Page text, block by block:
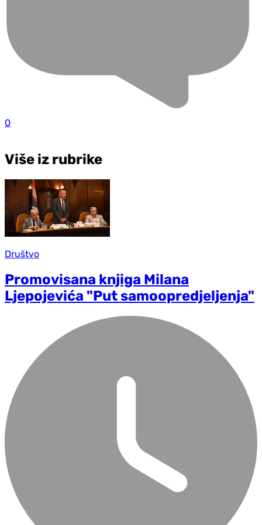
0
Više iz rubrike
Društvo
Promovisana knjiga Milana
Ljepojevića "Put samoopredjeljenja"